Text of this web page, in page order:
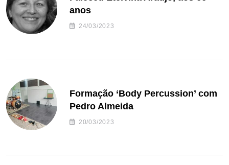
anos
24/03/2023
Formação ‘Body Percussion’ com
Pedro Almeida
20/03/2023